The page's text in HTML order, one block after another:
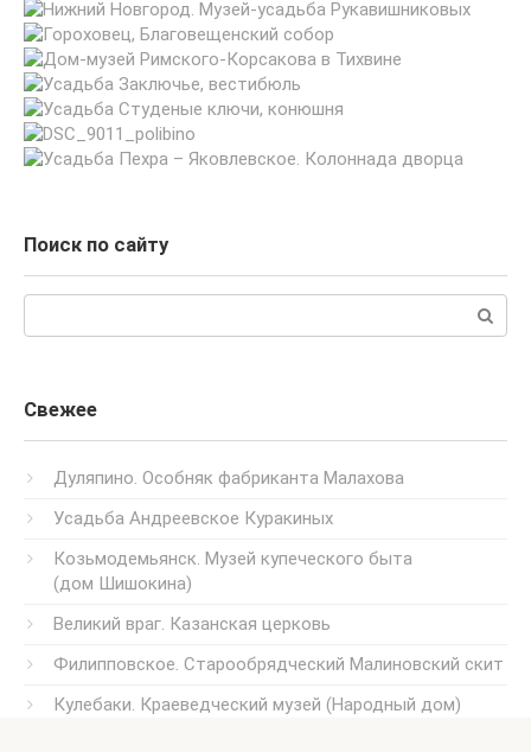
Поиск по сайту
Свежее
Дуляпино. Особняк фабриканта Малахова
Усадьба Андреевское Куракиных
Козьмодемьянск. Музей купеческого быта
(дом Шишокина)
Великий враг. Казанская церковь
Филипповское. Старообрядческий Малиновский скит
Кулебаки. Краеведческий музей (Народный дом)